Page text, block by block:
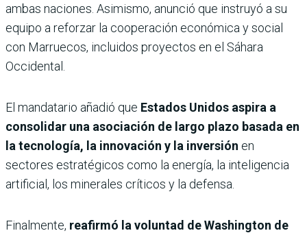
ambas naciones. Asimismo, anunció que instruyó a su
equipo a reforzar la cooperación económica y social
con Marruecos, incluidos proyectos en el Sáhara
Occidental.
El mandatario añadió que Estados Unidos aspira a
consolidar una asociación de largo plazo basada en
la tecnología, la innovación y la inversión en
sectores estratégicos como la energía, la inteligencia
artificial, los minerales críticos y la defensa.
Finalmente, reafirmó la voluntad de Washington de